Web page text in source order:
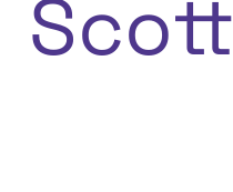
Scott